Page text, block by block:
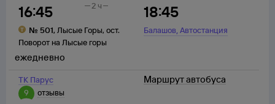
16:45
№ 501, Лысые Горы, ост.
Поворот на Лысые горы
18:45
Балашов,Автостанция
2 ч
ТК Парус
9
отзывы
ежедневно
Маршрут автобуса